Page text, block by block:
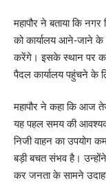
महापौर ने बताया कि
को कार्यालय आने-जाने के
करेंगे। इसके स्थान पर
पैदल कार्यालय पहुंचने के
महापौर ने कहा कि आज
यह पहल समय की
निजी वाहन का उपयोग
बड़ी बचत संभव है।
कर जनता के सामने